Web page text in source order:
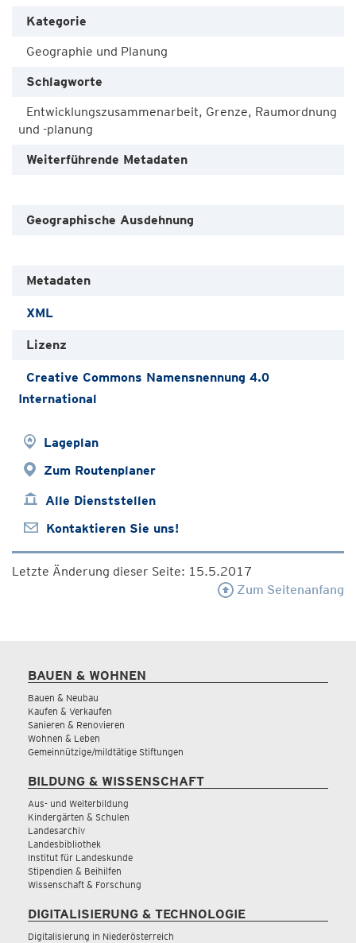
Kategorie
Geographie und Planung
Schlagworte
Entwicklungszusammenarbeit, Grenze, Raumordnung
und -planung
Weiterführende Metadaten
Geographische Ausdehnung
Metadaten
XML
Lizenz
Creative Commons Namensnennung 4.0
International
Lageplan
Zum Routenplaner
Alle Dienststellen
Kontaktieren Sie uns!
Letzte Änderung dieser Seite: 15.5.2017
Zum Seitenanfang
BAUEN & WOHNEN
Bauen & Neubau
Kaufen & Verkaufen
Sanieren & Renovieren
Wohnen & Leben
Gemeinnützige/mildtätige Stiftungen
BILDUNG & WISSENSCHAFT
Aus- und Weiterbildung
Kindergärten & Schulen
Landesarchiv
Landesbibliothek
Institut für Landeskunde
Stipendien & Beihilfen
Wissenschaft & Forschung
DIGITALISIERUNG & TECHNOLOGIE
Digitalisierung in Niederösterreich